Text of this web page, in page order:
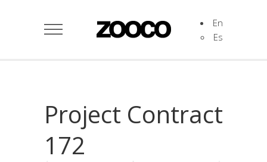
En
Es
Project Contract
172